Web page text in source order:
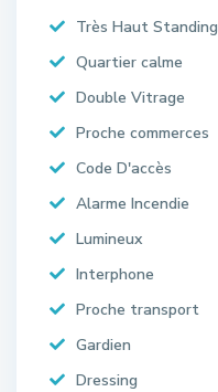
Très Haut Standing
Quartier calme
Double Vitrage
Proche commerces
Code D'accès
Alarme Incendie
Lumineux
Interphone
Proche transport
Gardien
Dressing